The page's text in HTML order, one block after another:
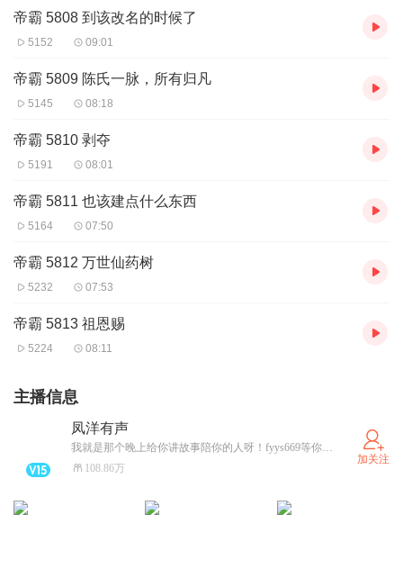
帝霸 5808 到该改名的时候了
5152 09:01
帝霸 5809 陈氏一脉，所有归凡
5145 08:18
帝霸 5810 剥夺
5191 08:01
帝霸 5811 也该建点什么东西
5164 07:50
帝霸 5812 万世仙药树
5232 07:53
帝霸 5813 祖恩赐
5224 08:11
主播信息
凤洋有声
我就是那个晚上给你讲故事陪你的人呀！fyys669等你来摧更！
108.86万
加关注